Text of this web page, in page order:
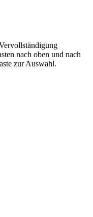
nach oben und nach
zur Auswahl.